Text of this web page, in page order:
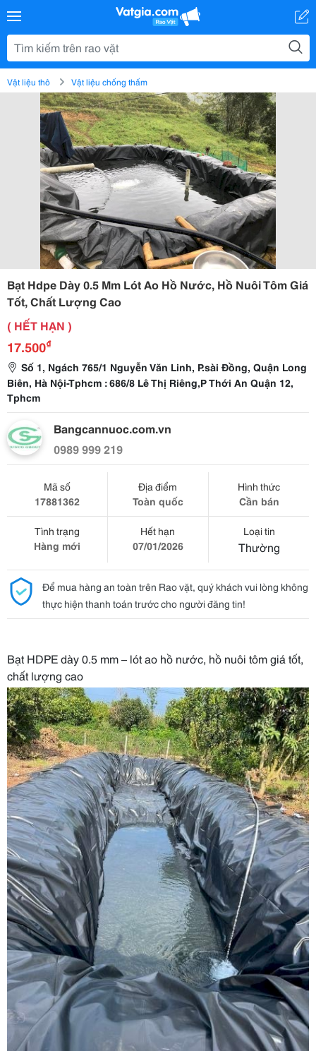
Vật liệu thô Vật liệu chống thấm
Bạt Hdpe Dày 0.5 Mm Lót Ao Hồ Nước, Hồ Nuôi Tôm Giá
Tốt, Chất Lượng Cao
( HẾT HẠN )
17.500₫
Số 1, Ngách 765/1 Nguyễn Văn Linh, P.sài Đồng, Quận Long
Biên, Hà Nội-Tphcm : 686/8 Lê Thị Riêng,P Thới An Quận 12,
Tphcm
Bangcannuoc.com.vn
0989 999 219
Mã số
17881362
Địa điểm
Toàn quốc
Hình thức
Cần bán
Tình trạng
Hàng mới
Hết hạn
07/01/2026
Loại tin
Thường
Để mua hàng an toàn trên Rao vặt, quý khách vui lòng không
thực hiện thanh toán trước cho người đăng tin!
Bạt HDPE dày 0.5 mm – lót ao hồ nước, hồ nuôi tôm giá tốt,
chất lượng cao